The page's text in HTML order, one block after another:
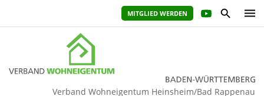
MITGLIED WERDEN
Verband Wohneigentum Heinsheim/Bad Rappenau